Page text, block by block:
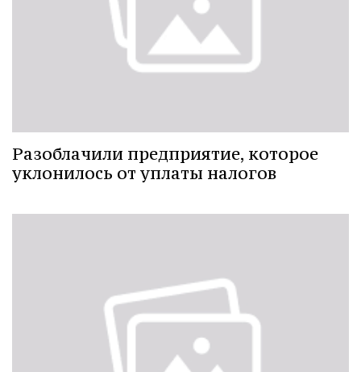
Разоблачили предприятие, которое
уклонилось от уплаты налогов